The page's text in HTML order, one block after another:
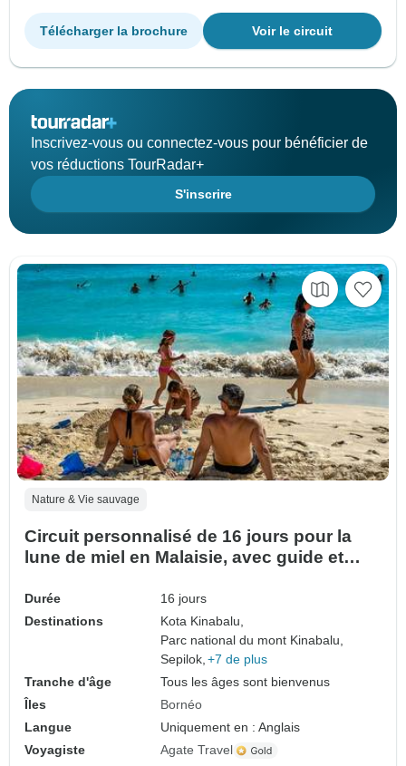
Voir le circuit
Télécharger la brochure
Inscrivez-vous ou connectez-vous pour bénéficier de
vos réductions TourRadar+
S'inscrire
Nature & Vie sauvage
Circuit personnalisé de 16 jours pour la
lune de miel en Malaisie, avec guide et
Durée
16 jours
Destinations
Kota Kinabalu,
Parc national du mont Kinabalu,
Sepilok, +7 de plus
Tranche d'âge
Tous les âges sont bienvenus
Îles
Bornéo
Langue
Uniquement en : Anglais
Voyagiste
Agate Travel